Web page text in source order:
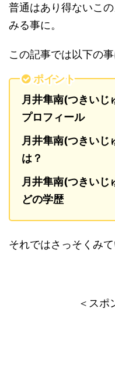
普通はあり得ないこ
みる事に。
この記事では以下の
ポイント
月井隼南(つきいじ
プロフィール
月井隼南(つきいじ
は？
月井隼南(つきいじ
どの学歴
それではさっそくみて
＜スポ